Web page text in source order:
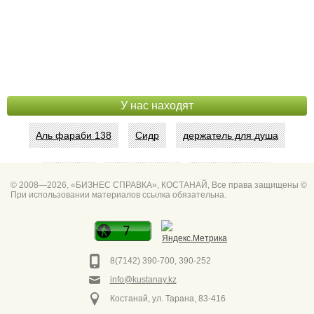
У нас находят
Аль фараби 138 Сидр держатель для душа
© 2008—2026, «БИЗНЕС СПРАВКА», КОСТАНАЙ, Все права защищены ©
При использовании материалов ссылка обязательна.
8(7142) 390-700, 390-252
info@kustanay.kz
Костанай, ул. Тарана, 83-416